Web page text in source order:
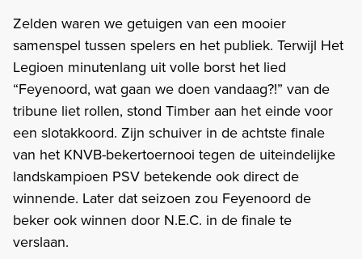
Zelden waren we getuigen van een mooier
samenspel tussen spelers en het publiek. Terwijl Het
Legioen minutenlang uit volle borst het lied
“Feyenoord, wat gaan we doen vandaag?!” van de
tribune liet rollen, stond Timber aan het einde voor
een slotakkoord. Zijn schuiver in de achtste finale
van het KNVB-bekertoernooi tegen de uiteindelijke
landskampioen PSV betekende ook direct de
winnende. Later dat seizoen zou Feyenoord de
beker ook winnen door N.E.C. in de finale te
verslaan.